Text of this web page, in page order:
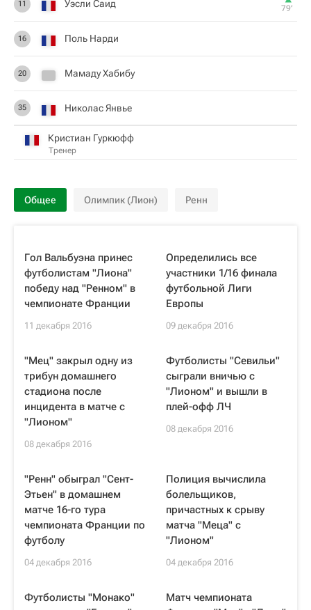
11 Уэсли Саид 79‎’‎
16 Поль Нарди
20 Мамаду Хабибу
35 Николас Янвье
Кристиан Гуркюфф
Тренер
Общее Олимпик (Лион) Ренн
Гол Вальбуэна принес
футболистам "Лиона"
победу над "Ренном" в
чемпионате Франции
11 декабря 2016
Определились все
участники 1/16 финала
футбольной Лиги
Европы
09 декабря 2016
"Мец" закрыл одну из
трибун домашнего
стадиона после
инцидента в матче с
"Лионом"
08 декабря 2016
Футболисты "Севильи"
сыграли вничью с
"Лионом" и вышли в
плей-офф ЛЧ
08 декабря 2016
"Ренн" обыграл "Сент-
Этьен" в домашнем
матче 16-го тура
чемпионата Франции по
футболу
04 декабря 2016
Полиция вычислила
болельщиков,
причастных к срыву
матча "Меца" с
"Лионом"
04 декабря 2016
Футболисты "Монако"
Матч чемпионата